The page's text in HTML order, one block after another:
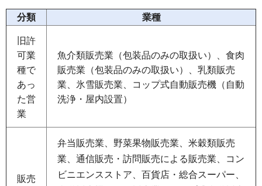
分類 業種
旧許
可業
種で
あっ
た営
業
魚介類販売業（包装品のみの取扱い）、食肉
販売業（包装品のみの取扱い）、乳類販売
業、氷雪販売業、コップ式自動販売機（自動
洗浄・屋内設置）
販売
弁当販売業、野菜果物販売業、米穀類販売
業、通信販売・訪問販売による販売業、コン
ビニエンスストア、百貨店・総合スーパー、